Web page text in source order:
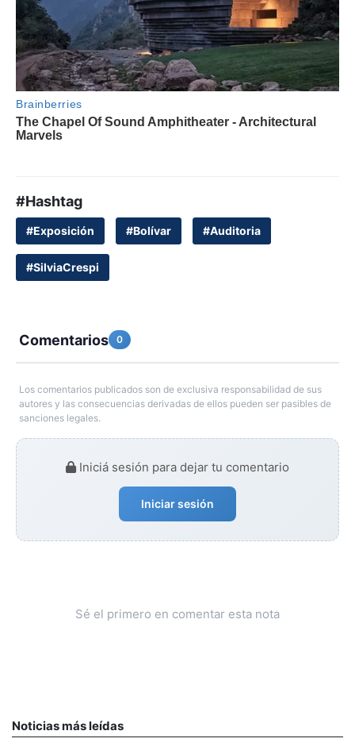
#Hashtag
#Exposición #Bolívar #Auditoria
#SilviaCrespi
Comentarios 0
Los comentarios publicados son de exclusiva responsabilidad de sus
autores y las consecuencias derivadas de ellos pueden ser pasibles de
sanciones legales.
Iniciá sesión para dejar tu comentario
Iniciar sesión
Sé el primero en comentar esta nota
Noticias más leídas